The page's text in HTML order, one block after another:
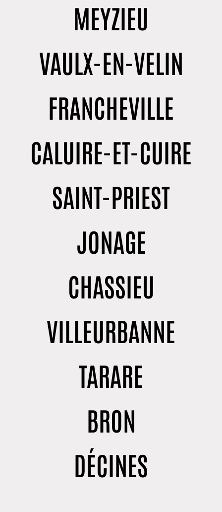
MEYZIEU
VAULX-EN-VELIN
FRANCHEVILLE
CALUIRE-ET-CUIRE
SAINT-PRIEST
JONAGE
CHASSIEU
VILLEURBANNE
TARARE
BRON
DÉCINES